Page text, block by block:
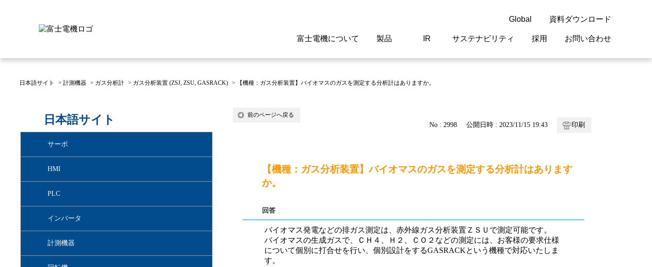
Global
閉じる
資料ダウンロード
富士電機について
富士電機についてのトップ
へ
ご挨拶
製品
駆動制御機器
半導体 発電設備
自動販売機・店舗 ソリューション
IR
株主・投資家情報のトップ
へ
経営情報
サステナビリティ
サステナビリティのトップ
へ
マテリアリティ
採用
新卒採用情報
お問い合わせ
よくあるご質問
日本語サイト > 計測機器 > ガス分析計 > ガス分析装置 (ZSJ, ZSU, GASRACK) > 【機種：ガス分析装置】バイオマスのガスを測定する分析計はありますか。
日本語サイト
サーボ
HMI
PLC
インバータ
計測機器
前のページへ戻る
No : 2998 公開日時 : 2023/11/15 19:43 印刷
【機種：ガス分析装置】バイオマスのガスを測定する分析計はあります
か。
回答
バイオマス発電などの排ガス測定は、赤外線ガス分析装置ＺＳＵで測定可能です。
バイオマスの生成ガスで、ＣＨ４、Ｈ２、ＣＯ２などの測定には、お客様の要求仕様
について個別に打合せを行い、個別設計をするGASRACKという機種で対応いたしま
す。